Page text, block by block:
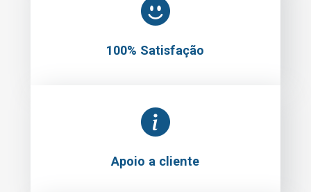
100% Satisfação
Apoio a cliente